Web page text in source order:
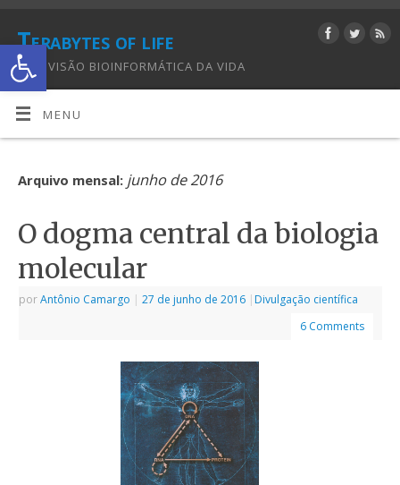
Abrir a barra de ferramentas
Terabytes of life
UMA VISÃO BIOINFORMÁTICA DA VIDA
MENU
Arquivo mensal: junho de 2016
O dogma central da biologia
molecular
porAntônio Camargo | 27 de junho de 2016 | Divulgação científica
6 Comments